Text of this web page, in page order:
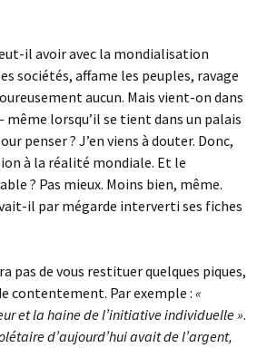
il avoir avec la mondialisation
sociétés, affame les peuples, ravage
aucun. Mais vient-on dans
même lorsqu’il se tient dans un palais
penser ? J’en viens à douter. Donc,
à la réalité mondiale. Et le
? Pas mieux. Moins bien, même.
il par mégarde interverti ses fiches
pas de vous restituer quelques piques,
contentement. Par exemple : «
et la haine de l’initiative individuelle ».
d’aujourd’hui avait de l’argent,